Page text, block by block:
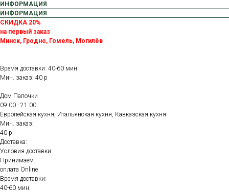
ИНФОРМАЦИЯ
ИНФОРМАЦИЯ
СКИДКА 20%
на первый заказ
Минск, Гродно, Гомель, Могилёв
Время доставки: 40-60 мин.
Мин. заказ: 40 р
Дом Папочки
09:00 - 21:00
Европейская кухня, Итальянская кухня, Кавказская кухня
Мин. заказ:
40 р
Доставка:
Условия доставки
Принимаем:
оплата Online
Время доставки:
40-60 мин.